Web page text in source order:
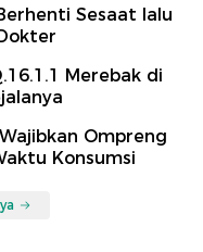
Sesaat lalu
Merebak di
Ompreng
Konsumsi